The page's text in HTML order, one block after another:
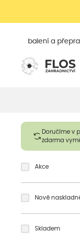
balení a
Doručíme v
zdarma
Akce
Nově
Skladem